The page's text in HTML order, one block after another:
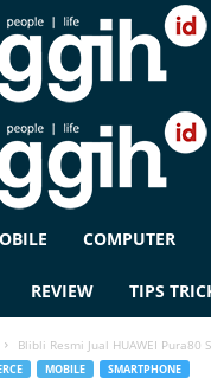
COMPUTER
REVIEW TIPS
Blibli Resmi Jual HUAWEI
MOBILE SMARTPHONE